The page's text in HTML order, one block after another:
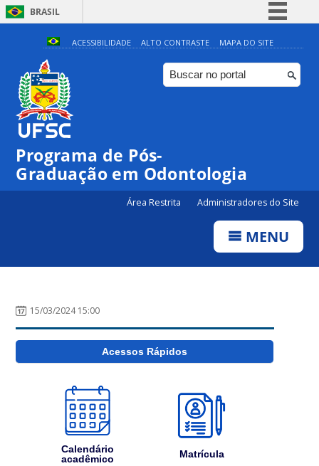
BRASIL
Simplifique!
Comunica BR
Participe
ACESSIBILIDADE ALTO CONTRASTE MAPA DO SITE
Programa de Pós-
Graduação em Odontologia
Área Restrita Administradores do Site
MENU
15/03/2024 15:00
Acessos Rápidos
Calendário
acadêmico
Matrícula